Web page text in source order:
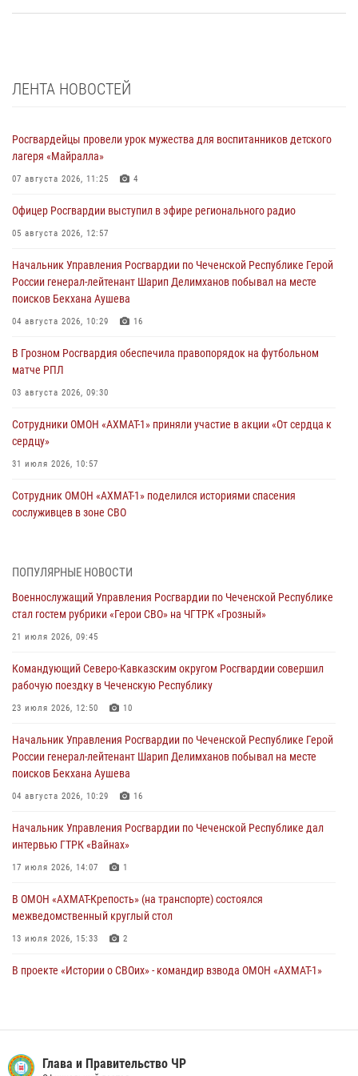
ЛЕНТА НОВОСТЕЙ
Росгвардейцы провели урок мужества для воспитанников детского
лагеря «Майралла»
07 августа 2026, 11:25 4
Офицер Росгвардии выступил в эфире регионального радио
05 августа 2026, 12:57
Начальник Управления Росгвардии по Чеченской Республике Герой
России генерал-лейтенант Шарип Делимханов побывал на месте
поисков Бекхана Аушева
04 августа 2026, 10:29 16
В Грозном Росгвардия обеспечила правопорядок на футбольном
матче РПЛ
03 августа 2026, 09:30
Сотрудники ОМОН «АХМАТ-1» приняли участие в акции «От сердца к
сердцу»
31 июля 2026, 10:57
Сотрудник ОМОН «АХМАТ-1» поделился историями спасения
сослуживцев в зоне СВО
Командующий Северо-Кавказским округом Росгвардии совершил
23 июля 2026, 12:50
Военнослужащий Управления Росгвардии по Чеченской Республике
21 июля 2026, 09:45
В ДНР росгвардейцы уничтожили около 80 вражеских
19 июля 2026, 13:50
В Грозном Росгвардия обеспечила безопасность конно-спортивных
соревнований
ПОПУЛЯРНЫЕ НОВОСТИ
Военнослужащий Управления Росгвардии по Чеченской Республике
стал гостем рубрики «Герои СВО» на ЧГТРК «Грозный»
21 июля 2026, 09:45
Командующий Северо-Кавказским округом Росгвардии совершил
рабочую поездку в Чеченскую Республику
23 июля 2026, 12:50 10
Начальник Управления Росгвардии по Чеченской Республике Герой
России генерал-лейтенант Шарип Делимханов побывал на месте
поисков Бекхана Аушева
04 августа 2026, 10:29 16
Начальник Управления Росгвардии по Чеченской Республике дал
интервью ГТРК «Вайнах»
17 июля 2026, 14:07 1
В ОМОН «АХМАТ-Крепость» (на транспорте) состоялся
межведомственный круглый стол
13 июля 2026, 15:33 2
В проекте «Истории о СВОих» - командир взвода ОМОН «АХМАТ-1»
владельцев гражданского оружия об изменениях в
Глава и Правительство ЧР